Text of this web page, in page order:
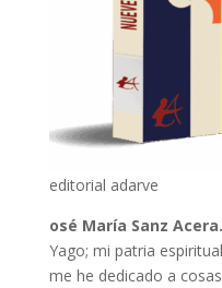
editorial adarve
osé María Sanz Acera.
Yago; mi patria
me he dedicado a